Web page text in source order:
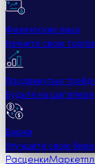
Физические лица
Начните свою
Продвинутые
Будьте на шаг
Биржи
Улучшите свою
Расценки